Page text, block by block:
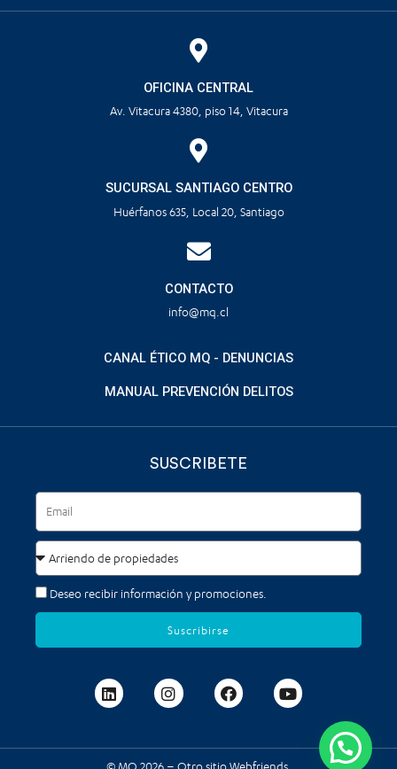
OFICINA CENTRAL
Av. Vitacura 4380, piso 14, Vitacura
SUCURSAL SANTIAGO CENTRO
Huérfanos 635, Local 20, Santiago
CONTACTO
info@mq.cl
CANAL ÉTICO MQ - DENUNCIAS
MANUAL PREVENCIÓN DELITOS
SUSCRIBETE
Deseo recibir información y promociones.
Suscribirse